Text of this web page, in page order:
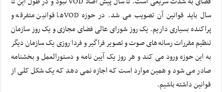
سال باید قوانین آن تصویب می شد. در حوزه VODها قوانین متفرقه و
پراکنده بسیاری داریم. یک روز شورای عالی فضای مجازی و یک روز سازمان
تنظیم مقررات رسانه‌های صوت و تصویر فراگیر و فردا روزی یک سازمان دیگر
به این حوزه ورود می کند و هر روز یک آیین نامه و دستورالعمل و بخشنامه
صادر می شود و همین موارد است که اجازه نمی دهد که یک شکل کلی از
قوانین داشته باشیم.